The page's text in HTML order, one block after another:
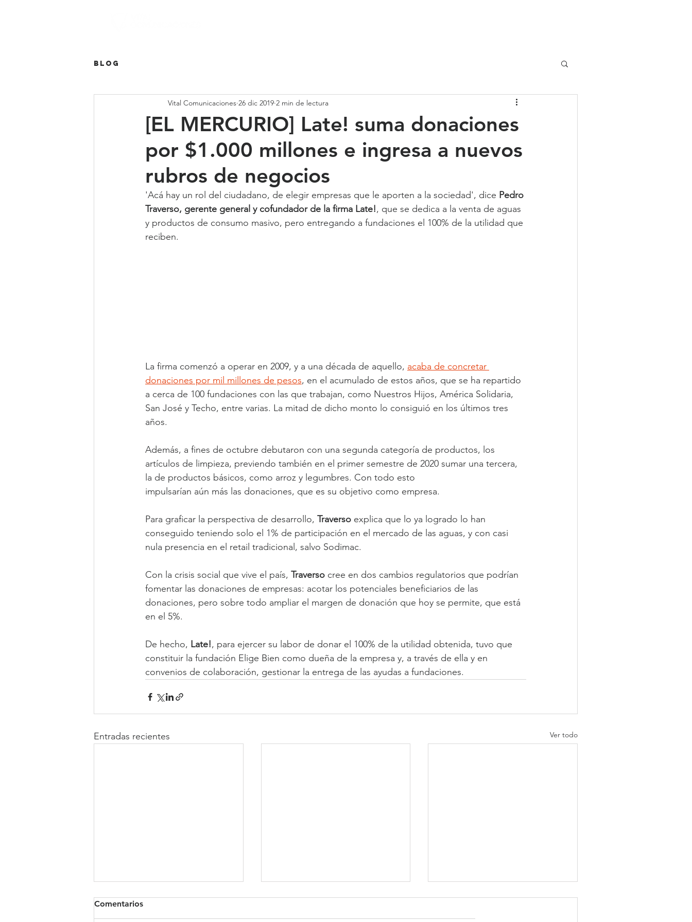
Blog
[EL MERCURIO] Late! suma donaciones
por $1.000 millones e ingresa a nuevos
rubros de negocios
Vital Comunicaciones 26 dic 2019 2 min de lectura
'Acá hay un rol del ciudadano, de elegir empresas que le aporten a la sociedad', dice Pedro
Traverso, gerente general y cofundador de la firma Late!, que se dedica a la venta de aguas
y productos de consumo masivo, pero entregando a fundaciones el 100% de la utilidad que
reciben.
La firma comenzó a operar en 2009, y a una década de aquello, acaba de concretar
donaciones por mil millones de pesos, en el acumulado de estos años, que se ha repartido
a cerca de 100 fundaciones con las que trabajan, como Nuestros Hijos, América Solidaria,
San José y Techo, entre varias. La mitad de dicho monto lo consiguió en los últimos tres
años.
Además, a fines de octubre debutaron con una segunda categoría de productos, los
artículos de limpieza, previendo también en el primer semestre de 2020 sumar una tercera,
la de productos básicos, como arroz y legumbres. Con todo esto
impulsarían aún más las donaciones, que es su objetivo como empresa.
Para graficar la perspectiva de desarrollo, Traverso explica que lo ya logrado lo han
conseguido teniendo solo el 1% de participación en el mercado de las aguas, y con casi
nula presencia en el retail tradicional, salvo Sodimac.
Con la crisis social que vive el país, Traverso cree en dos cambios regulatorios que podrían
fomentar las donaciones de empresas: acotar los potenciales beneficiarios de las
donaciones, pero sobre todo ampliar el margen de donación que hoy se permite, que está
en el 5%.
De hecho, Late!, para ejercer su labor de donar el 100% de la utilidad obtenida, tuvo que
constituir la fundación Elige Bien como dueña de la empresa y, a través de ella y en
convenios de colaboración, gestionar la entrega de las ayudas a fundaciones.
Entradas recientes Ver todo
Comentarios